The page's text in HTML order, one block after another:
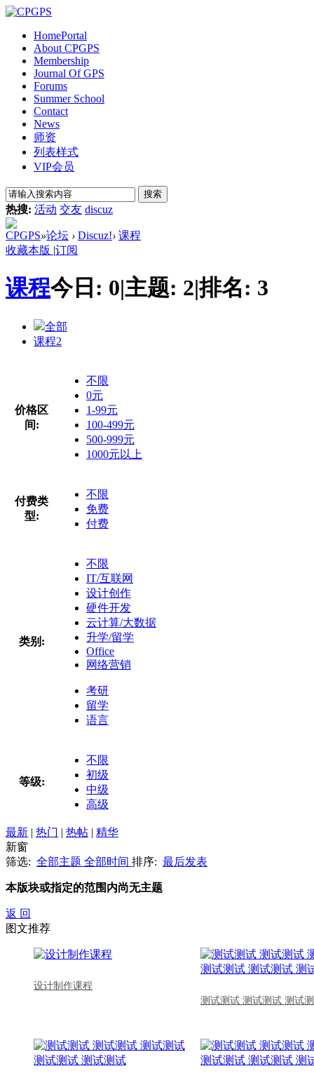
HomePortal
About CPGPS
Membership
Journal Of GPS
Forums
Summer School
Contact
News
师资
列表样式
VIP会员
搜索
热搜: 活动 交友 discuz
CPGPS»论坛 › Discuz!› 课程
收藏本版 |订阅
课程今日: 0|主题: 2|排名: 3
全部
课程2
价格区
间:
不限
0元
1-99元
100-499元
500-999元
1000元以上
付费类
型:
不限
免费
付费
类别:
不限
IT/互联网
设计创作
硬件开发
云计算/大数据
升学/留学
Office
网络营销
考研
留学
语言
等级:
不限
初级
中级
高级
最新 | 热门 | 热帖 | 精华
新窗
筛选: 全部主题 全部时间 排序: 最后发表
本版块或指定的范围内尚无主题
返 回
图文推荐
设计制作课程
测试测试 测试测试 测试